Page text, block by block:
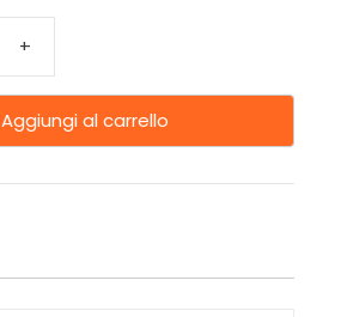
+
Aggiungi al carrello